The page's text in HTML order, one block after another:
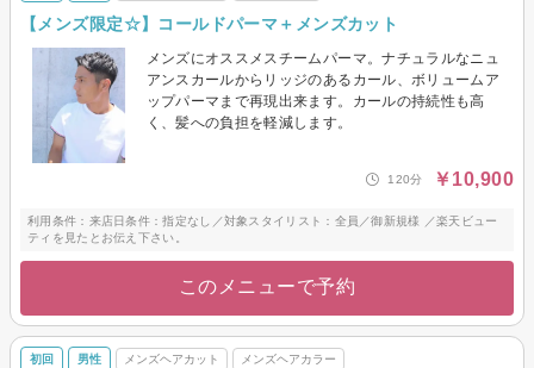
【メンズ限定☆】コールドパーマ＋メンズカット
メンズにオススメスチームパーマ。ナチュラルなニュ
アンスカールからリッジのあるカール、ボリュームア
ップパーマまで再現出来ます。カールの持続性も高
く、髪への負担を軽減します。
120分 ￥10,900
利用条件：来店日条件：指定なし／対象スタイリスト：全員／御新規様 ／楽天ビュー
ティを見たとお伝え下さい。
このメニューで予約
初回 男性 メンズヘアカット メンズヘアカラー